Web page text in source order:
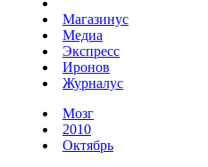
Магазинус
Медиа
Экспресс
Иронов
Журналус
Мозг
2010
Октябрь